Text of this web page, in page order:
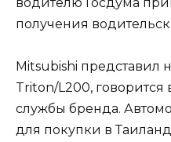
получения
Mitsubishi представил
Triton/L200,
службы бренда.
для покупки в